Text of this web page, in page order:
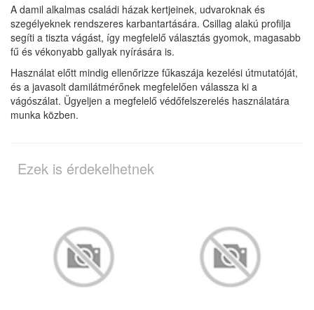
A damil alkalmas családi házak kertjeinek, udvaroknak és
szegélyeknek rendszeres karbantartására. Csillag alakú profilja
segíti a tiszta vágást, így megfelelő választás gyomok, magasabb
fű és vékonyabb gallyak nyírására is.
Használat előtt mindig ellenőrizze fűkaszája kezelési útmutatóját,
és a javasolt damilátmérőnek megfelelően válassza ki a
vágószálat. Ügyeljen a megfelelő védőfelszerelés használatára
munka közben.
Ezek is érdekelhetnek